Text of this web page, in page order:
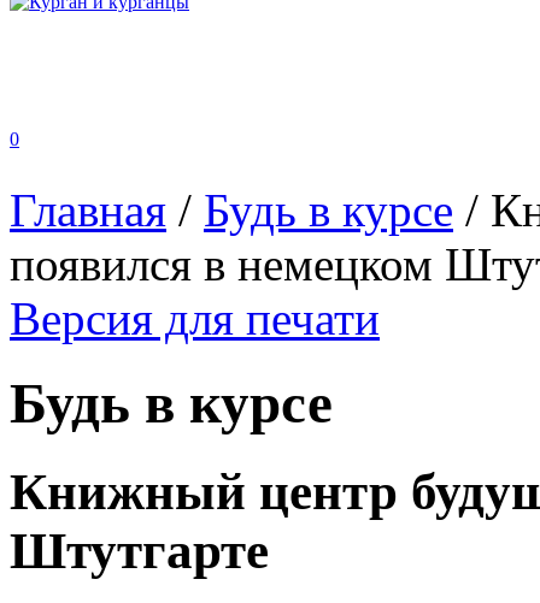
0
Главная / Будь в курсе /
появился в немецком
Версия для печати
Будь в курсе
Книжный центр
Штутгарте